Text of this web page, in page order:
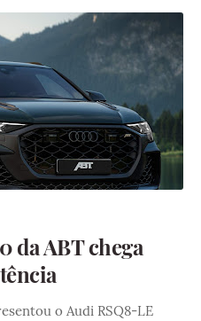
da ABT chega
o Audi RSQ8-LE